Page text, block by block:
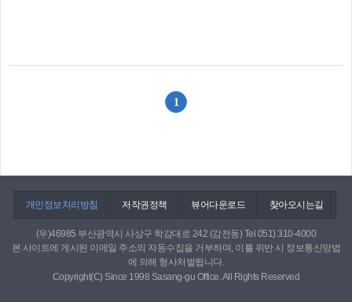
1
개인정보처리방침 저작권정책 뷰어다운로드 찾아오시는길
(우)46985 부산광역시 사상구 학감대로 242 (감전동) Tel 051) 310-4000
본 사이트에 게시된 이메일 주소의 자동수집을 거부하며, 이를 위반 시 정보통신망법
에 의해 형사처벌됩니다.
Copyright(C) Since 1998 Sasang-gu Office. All Rights Reserved